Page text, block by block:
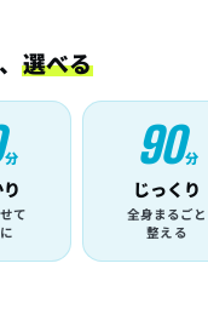
選べる
分
て
90分
じっくり
全身まるごと
整える